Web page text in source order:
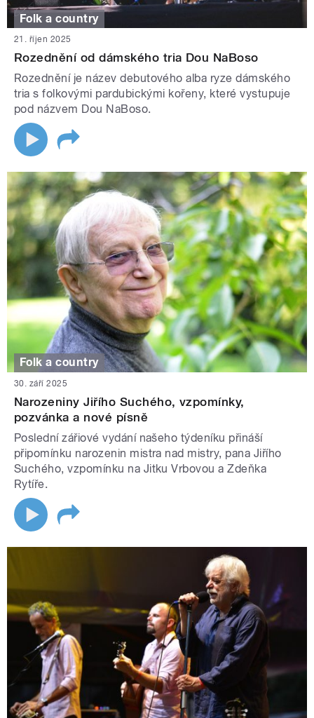
Folk a country
21. říjen 2025
Rozednění od dámského tria Dou NaBoso
Rozednění je název debutového alba ryze dámského
tria s folkovými pardubickými kořeny, které vystupuje
pod názvem Dou NaBoso.
Folk a country
30. září 2025
Narozeniny Jiřího Suchého, vzpomínky,
pozvánka a nové písně
Poslední zářiové vydání našeho týdeníku přináší
připomínku narozenin mistra nad mistry, pana Jiřího
Suchého, vzpomínku na Jitku Vrbovou a Zdeňka
Rytíře.